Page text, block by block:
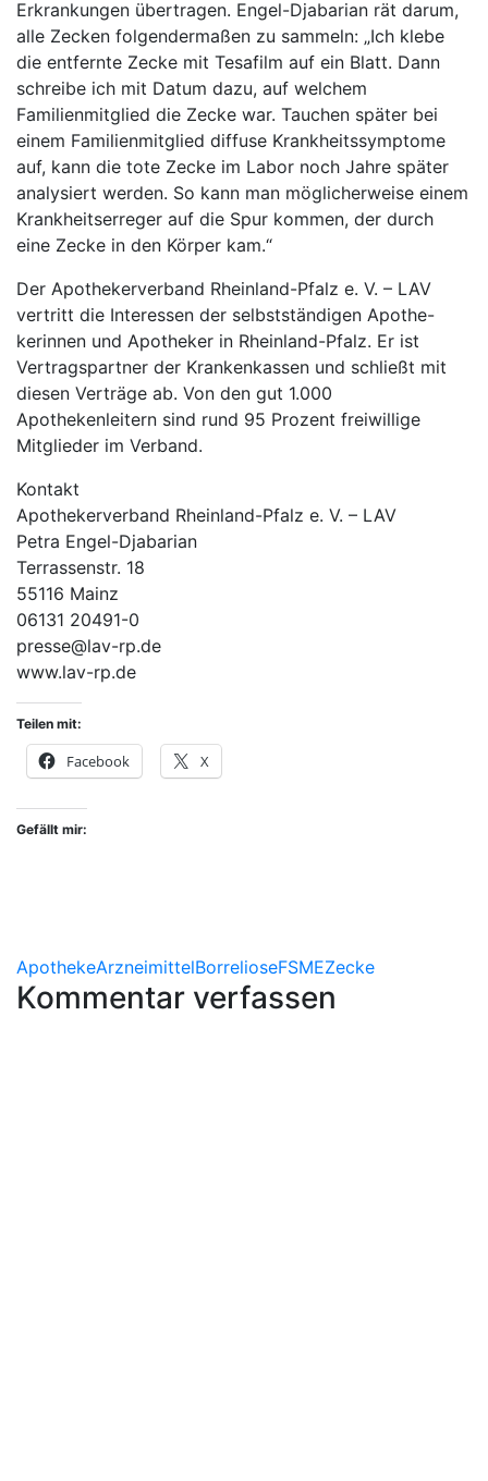
Erkrankungen übertragen. Engel-Djabarian rät darum,
alle Zecken folgendermaßen zu sammeln: „Ich klebe
die entfernte Zecke mit Tesafilm auf ein Blatt. Dann
schreibe ich mit Datum dazu, auf welchem
Familienmitglied die Zecke war. Tauchen später bei
einem Familienmitglied diffuse Krankheitssymptome
auf, kann die tote Zecke im Labor noch Jahre später
analysiert werden. So kann man möglicherweise einem
Krankheitserreger auf die Spur kommen, der durch
eine Zecke in den Körper kam.“
Der Apothekerverband Rheinland-Pfalz e. V. – LAV
vertritt die Interessen der selbstständigen Apothe-
kerinnen und Apotheker in Rheinland-Pfalz. Er ist
Vertragspartner der Krankenkassen und schließt mit
diesen Verträge ab. Von den gut 1.000
Apothekenleitern sind rund 95 Prozent freiwillige
Mitglieder im Verband.
Kontakt
Apothekerverband Rheinland-Pfalz e. V. – LAV
Petra Engel-Djabarian
Terrassenstr. 18
55116 Mainz
06131 20491-0
presse@lav-rp.de
www.lav-rp.de
Teilen mit:
Facebook X
Gefällt mir:
ApothekeArzneimittelBorrelioseFSMEZecke
Kommentar verfassen